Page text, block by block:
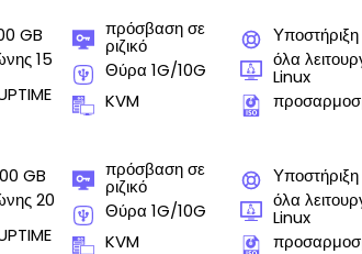
GB
15
πρόσβαση σε
ριζικό
Θύρα 1G/10G
KVM
όλα
Linux
GB
20
πρόσβαση σε
ριζικό
Θύρα 1G/10G
KVM
όλα
Linux